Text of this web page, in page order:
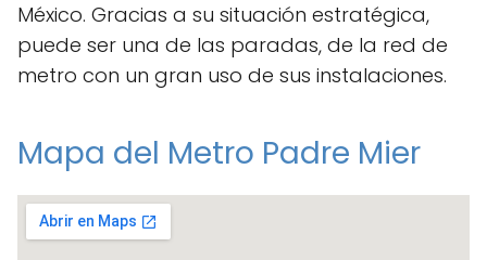
México. Gracias a su situación estratégica,
puede ser una de las paradas, de la red de
metro con un gran uso de sus instalaciones.
Mapa del Metro Padre Mier